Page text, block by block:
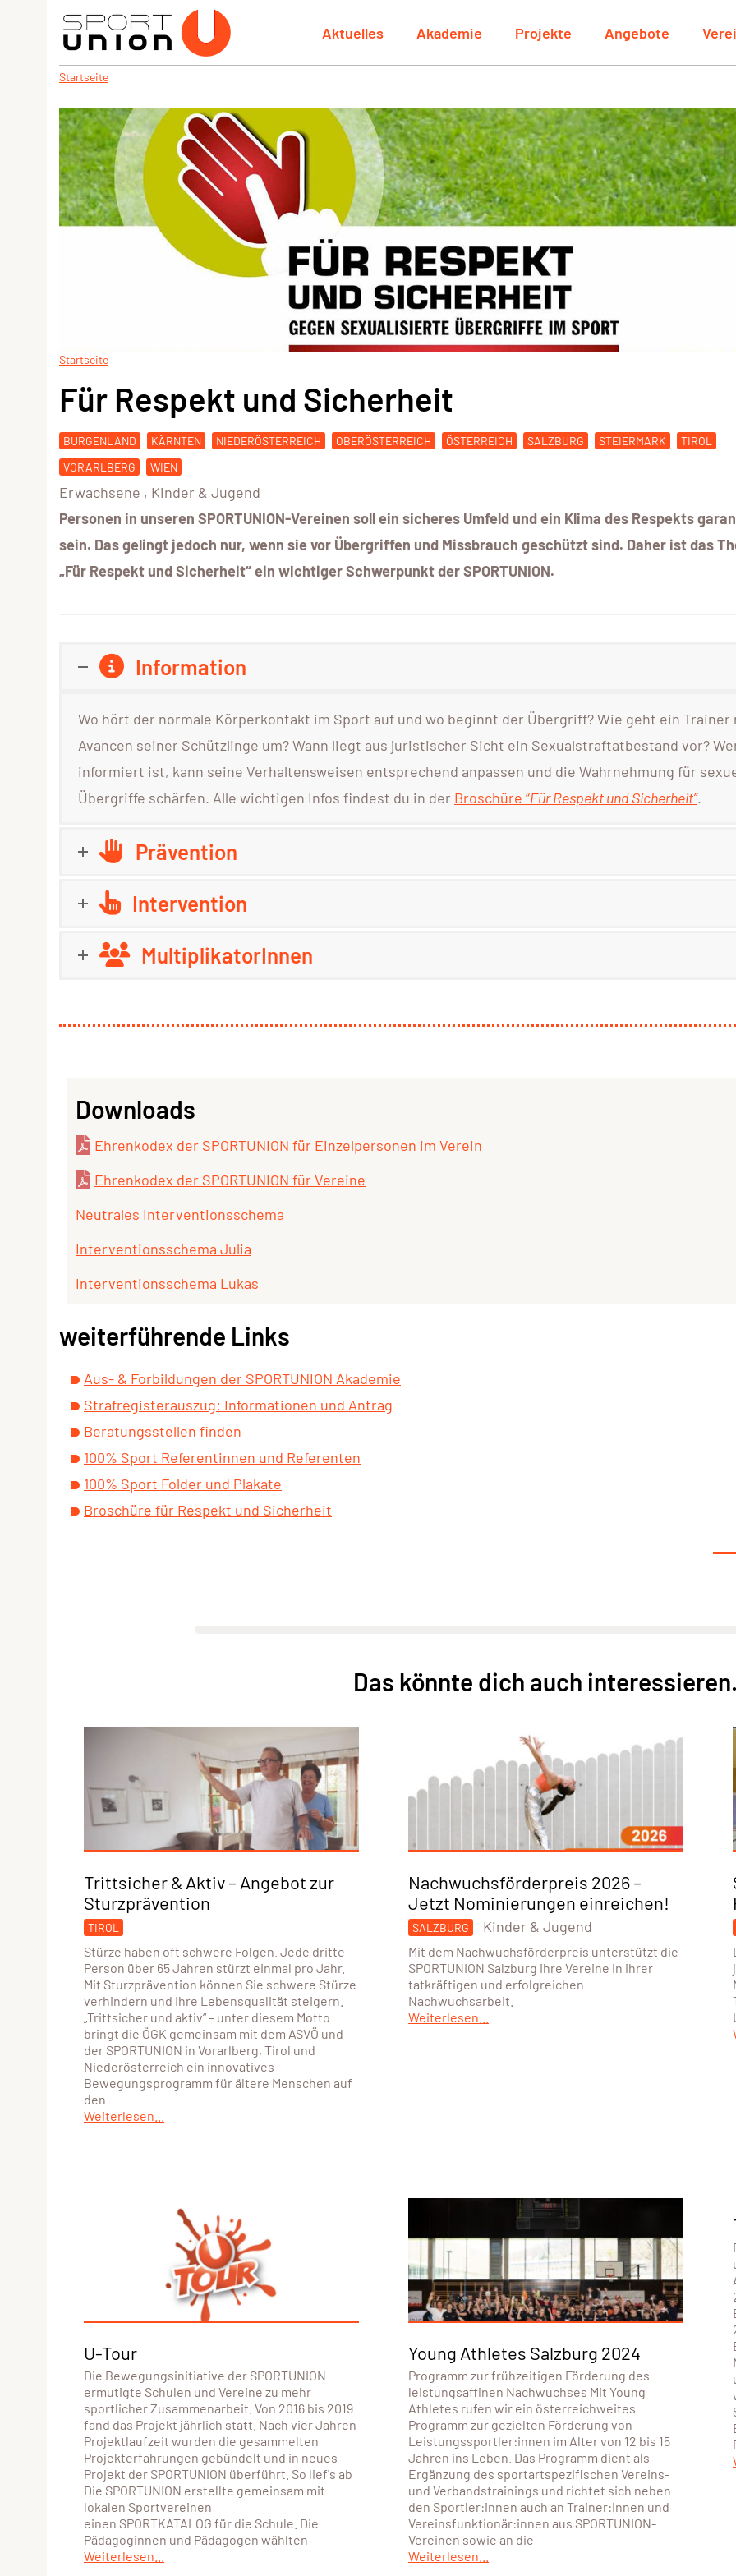
Aktuelles Akademie Projekte Angebote
Startseite
Startseite
Für Respekt und Sicherheit
BURGENLAND KÄRNTEN NIEDERÖSTERREICH OBERÖSTERREICH ÖSTERREICH SALZBURG STEIERMARK
TIROL
VORARLBERG
WIEN
Erwachsene , Kinder & Jugend
Personen in unseren SPORTUNION-Vereinen soll ein sicheres Umfeld und ein Klima des Respekts
sein. Das gelingt jedoch nur, wenn sie vor Übergriffen und Missbrauch geschützt sind. Daher ist das
„Für Respekt und Sicherheit“ ein wichtiger Schwerpunkt der SPORTUNION.
Information
Wo hört der normale Körperkontakt im Sport auf und wo beginnt der Übergriff? Wie geht ein Trainer
Avancen seiner Schützlinge um? Wann liegt aus juristischer Sicht ein Sexualstraftatbestand vor?
informiert ist, kann seine Verhaltensweisen entsprechend anpassen und die Wahrnehmung für
Übergriffe schärfen. Alle wichtigen Infos findest du in der Broschüre “Für Respekt und Sicherheit”.
Prävention
Intervention
MultiplikatorInnen
Downloads
Ehrenkodex der SPORTUNION für Einzelpersonen im Verein
Ehrenkodex der SPORTUNION für Vereine
Neutrales Interventionsschema
Interventionsschema Julia
Interventionsschema Lukas
weiterführende Links
Aus- & Forbildungen der SPORTUNION Akademie
Strafregisterauszug: Informationen und Antrag
Beratungsstellen finden
100% Sport Referentinnen und Referenten
100% Sport Folder und Plakate
Broschüre für Respekt und Sicherheit
Das könnte dich auch
Trittsicher & Aktiv – Angebot zur
Sturzprävention
TIROL
Stürze haben oft schwere Folgen. Jede dritte
Person über 65 Jahren stürzt einmal pro Jahr.
Mit Sturzprävention können Sie schwere Stürze
verhindern und Ihre Lebensqualität steigern.
„Trittsicher und aktiv“ – unter diesem Motto
bringt die ÖGK gemeinsam mit dem ASVÖ und
der SPORTUNION in Vorarlberg, Tirol und
Niederösterreich ein innovatives
Bewegungsprogramm für ältere Menschen auf
den
Weiterlesen...
Nachwuchsförderpreis 2026 –
Jetzt Nominierungen einreichen!
SALZBURG Kinder & Jugend
Mit dem Nachwuchsförderpreis unterstützt die
SPORTUNION Salzburg ihre Vereine in ihrer
tatkräftigen und erfolgreichen
Nachwuchsarbeit.
Weiterlesen...
U-Tour
Die Bewegungsinitiative der SPORTUNION
ermutigte Schulen und Vereine zu mehr
sportlicher Zusammenarbeit. Von 2016 bis 2019
fand das Projekt jährlich statt. Nach vier Jahren
Projektlaufzeit wurden die gesammelten
Projekterfahrungen gebündelt und in neues
Projekt der SPORTUNION überführt. So lief's ab
Die SPORTUNION erstellte gemeinsam mit
lokalen Sportvereinen
einen SPORTKATALOG für die Schule. Die
Pädagoginnen und Pädagogen wählten
Weiterlesen...
Young Athletes Salzburg 2024
Programm zur frühzeitigen Förderung des
leistungsaffinen Nachwuchses Mit Young
Athletes rufen wir ein österreichweites
Programm zur gezielten Förderung von
Leistungssportler:innen im Alter von 12 bis 15
Jahren ins Leben. Das Programm dient als
Ergänzung des sportartspezifischen Vereins-
und Verbandstrainings und richtet sich neben
den Sportler:innen auch an Trainer:innen und
Vereinsfunktionär:innen aus SPORTUNION-
Vereinen sowie an die
Weiterlesen...